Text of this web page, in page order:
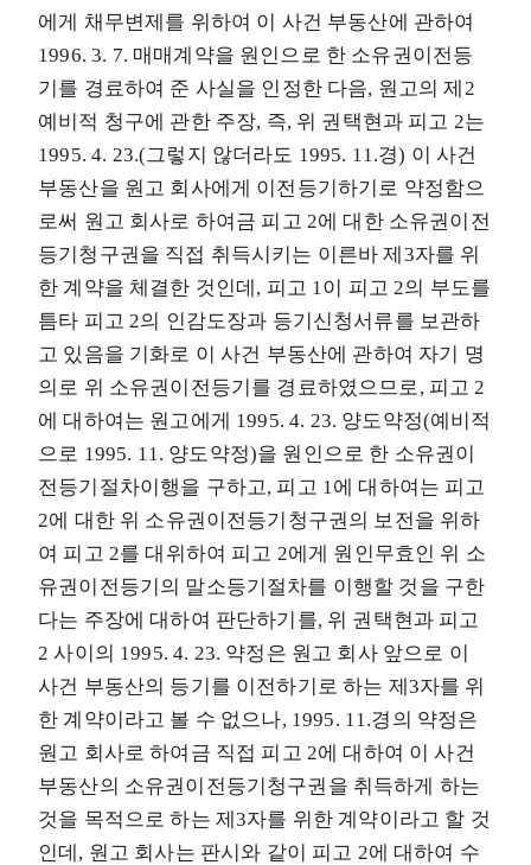
에게 채무변제를 위하여 이 사건 부동산에 관하여
1996. 3. 7. 매매계약을 원인으로 한 소유권이전등
기를 경료하여 준 사실을 인정한 다음, 원고의 제2
예비적 청구에 관한 주장, 즉, 위 권택현과 피고 2는
1995. 4. 23.(그렇지 않더라도 1995. 11.경) 이 사건
부동산을 원고 회사에게 이전등기하기로 약정함으
로써 원고 회사로 하여금 피고 2에 대한 소유권이전
등기청구권을 직접 취득시키는 이른바 제3자를 위
한 계약을 체결한 것인데, 피고 1이 피고 2의 부도를
틈타 피고 2의 인감도장과 등기신청서류를 보관하
고 있음을 기화로 이 사건 부동산에 관하여 자기 명
의로 위 소유권이전등기를 경료하였으므로, 피고 2
에 대하여는 원고에게 1995. 4. 23. 양도약정(예비적
으로 1995. 11. 양도약정)을 원인으로 한 소유권이
전등기절차이행을 구하고, 피고 1에 대하여는 피고
2에 대한 위 소유권이전등기청구권의 보전을 위하
여 피고 2를 대위하여 피고 2에게 원인무효인 위 소
유권이전등기의 말소등기절차를 이행할 것을 구한
다는 주장에 대하여 판단하기를, 위 권택현과 피고
2 사이의 1995. 4. 23. 약정은 원고 회사 앞으로 이
사건 부동산의 등기를 이전하기로 하는 제3자를 위
한 계약이라고 볼 수 없으나, 1995. 11.경의 약정은
원고 회사로 하여금 직접 피고 2에 대하여 이 사건
부동산의 소유권이전등기청구권을 취득하게 하는
것을 목적으로 하는 제3자를 위한 계약이라고 할 것
인데, 원고 회사는 판시와 같이 피고 2에 대하여 수